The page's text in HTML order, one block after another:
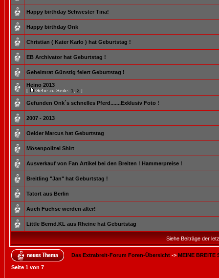
Happy birthday Schwester Tina!
Happy birthday Onk
Christian ( Kater Karlo ) hat Geburtstag !
EB Archivator hat Geburtstag !
Geheimrat Günstig feiert Geburtstag !
Heino 2013
[ Gehe zu Seite: 1 2 ]
Gefunden Onk´s schnelles Pferd.......Exklusiv Foto !
2007 - 2013
Oelder Marcus hat Geburtstag
Mösenpolizei Shirt
Ausverkauf von Fan Artikel bei den Breiten ! Hammerpreise !
Breitling "Jan" hat Geburtstag !
Tatort aus Berlin
Auch Füchse werden älter!
Little Bernd.KL aus Rheine hat Geburtstag
Siehe Beiträge der
Das Extrabreit-Forum Foren-Übersicht -> MEINE BREITE
Seite 1 von 7